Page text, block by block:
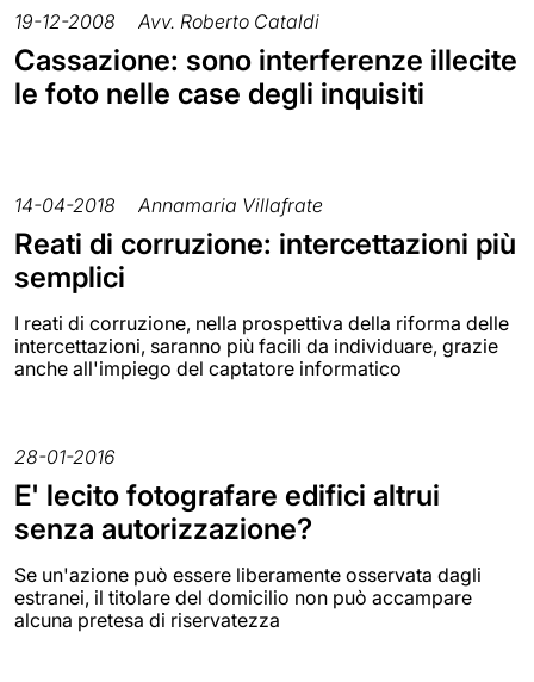
19-12-2008 Avv. Roberto Cataldi
Cassazione: sono interferenze illecite
le foto nelle case degli inquisiti
14-04-2018 Annamaria Villafrate
Reati di corruzione: intercettazioni più
semplici
I reati di corruzione, nella prospettiva della riforma delle
intercettazioni, saranno più facili da individuare, grazie
anche all'impiego del captatore informatico
28-01-2016
E' lecito fotografare edifici altrui
senza autorizzazione?
Se un'azione può essere liberamente osservata dagli
estranei, il titolare del domicilio non può accampare
alcuna pretesa di riservatezza